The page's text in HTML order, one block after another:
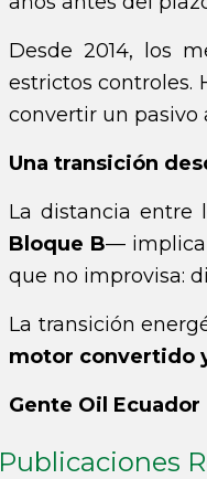
Desde 2014, los
estrictos controles.
convertir un pasivo
Una transición
La distancia entre
Bloque B— implica
que no improvisa:
La transición
motor convertido
Gente Oil Ecuador
Publicaciones